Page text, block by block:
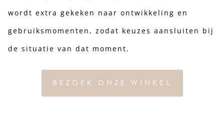
wordt extra gekeken naar ontwikkeling en
gebruiksmomenten, zodat keuzes aansluiten bij
de situatie van dat moment.
BEZOEK ONZE WINKEL